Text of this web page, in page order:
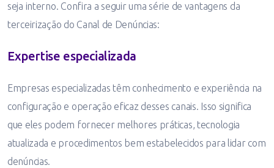
seja interno. Confira a seguir uma série de vantagens da
terceirização do Canal de Denúncias:
Expertise especializada
Empresas especializadas têm conhecimento e experiência na
configuração e operação eficaz desses canais. Isso significa
que eles podem fornecer melhores práticas, tecnologia
atualizada e procedimentos bem estabelecidos para lidar com
denúncias.